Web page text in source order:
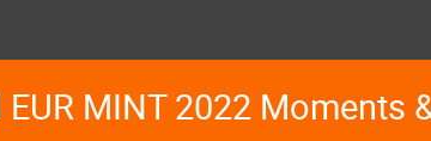
MINT 2022 Moments